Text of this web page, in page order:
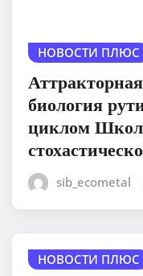
НОВОСТИ ПЛЮС
биология
циклом
sib_ecometal
НОВОСТИ ПЛЮС